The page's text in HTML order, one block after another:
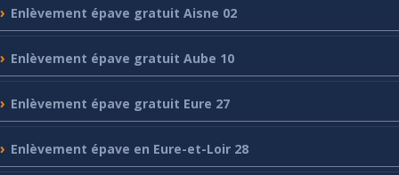
Enlèvement épave gratuit Aisne 02
Enlèvement épave gratuit Aube 10
Enlèvement épave gratuit Eure 27
Enlèvement épave en Eure-et-Loir 28